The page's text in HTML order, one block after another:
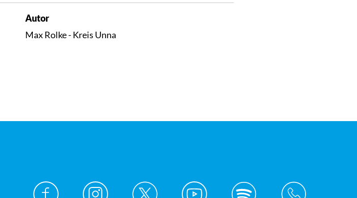
Autor
Max Rolke - Kreis Unna